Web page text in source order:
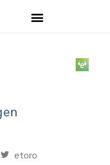
etoro